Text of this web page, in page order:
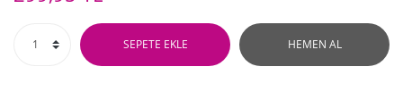
SEPETE EKLE HEMEN AL